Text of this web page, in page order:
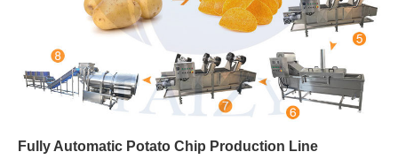
Fully Automatic Potato Chip Production Line